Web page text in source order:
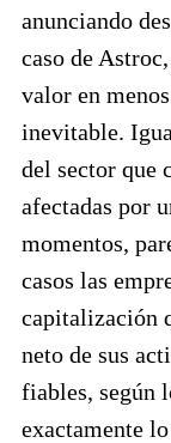
anunciando
caso de
valor en
inevitable.
del sector que
afectadas por
momentos,
casos las
capitalización
neto de sus
fiables, según
exactamente